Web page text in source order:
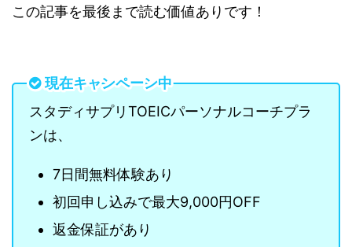
この記事を最後まで読む価値ありです！
現在キャンペーン中
スタディサプリTOEICパーソナルコーチプラ
ンは、
7日間無料体験あり
初回申し込みで最大9,000円OFF
返金保証があり